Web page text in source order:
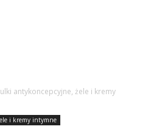
antykoncepcyjne, żele i kremy
i kremy intymne